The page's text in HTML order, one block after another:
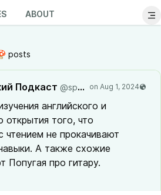
ABOUT
posts
Подкаст @sporadic_podcast
английского и
открытия того, что
чтением не прокачивают
А также схожие
Попугая про гитару.